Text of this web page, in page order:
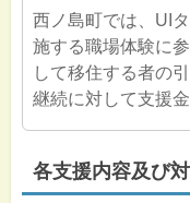
西ノ島町では、UI
施する職場体験に
して移住する者の
継続に対して支援
各支援内容及び